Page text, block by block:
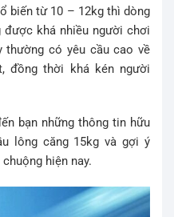
biến từ 10 – 12kg thì dòng
được khá nhiều người chơi
thường có yêu cầu cao về
đồng thời khá kén người
bạn những thông tin hữu
lông căng 15kg và gợi ý
hiện nay.